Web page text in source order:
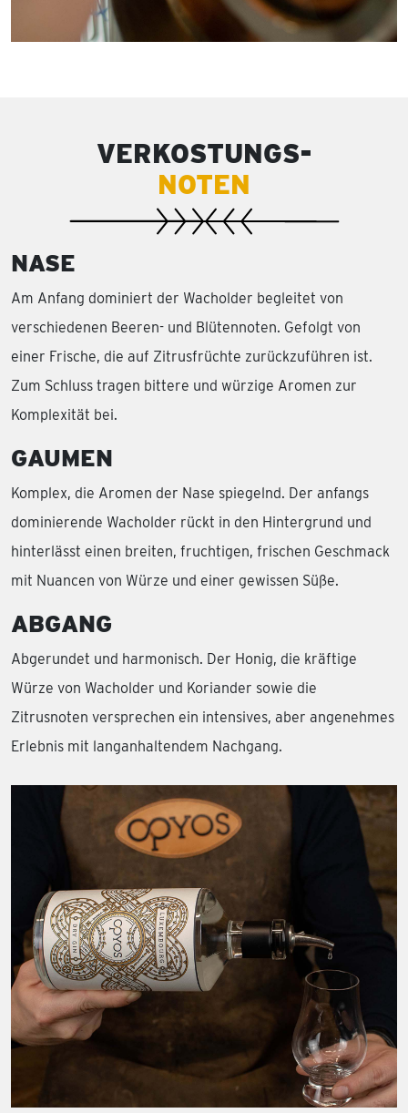
VERKOSTUNGS-
NOTEN
NASE
Am Anfang dominiert der Wacholder begleitet von
verschiedenen Beeren- und Blütennoten. Gefolgt von
einer Frische, die auf Zitrusfrüchte zurückzuführen ist.
Zum Schluss tragen bittere und würzige Aromen zur
Komplexität bei.
GAUMEN
Komplex, die Aromen der Nase spiegelnd. Der anfangs
dominierende Wacholder rückt in den Hintergrund und
hinterlässt einen breiten, fruchtigen, frischen Geschmack
mit Nuancen von Würze und einer gewissen Süße.
ABGANG
Abgerundet und harmonisch. Der Honig, die kräftige
Würze von Wacholder und Koriander sowie die
Zitrusnoten versprechen ein intensives, aber angenehmes
Erlebnis mit langanhaltendem Nachgang.